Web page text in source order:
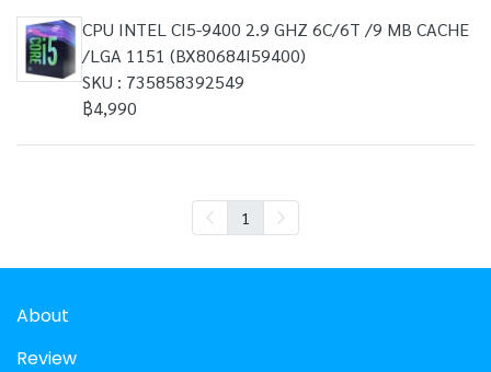
CPU INTEL CI5-9400 2.9 GHZ 6C/6T /9 MB CACHE
/LGA 1151 (BX80684I59400)
SKU : 735858392549
฿4,990
1
About
Review